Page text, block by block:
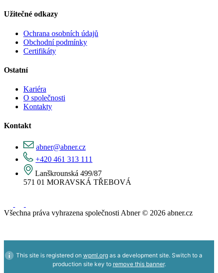
Užitečné odkazy
Ochrana osobních údajů
Obchodní podmínky
Certifikáty
Ostatní
Kariéra
O společnosti
Kontakty
Kontakt
abner@abner.cz
+420 461 313 111
Lanškrounská 499/87
571 01 MORAVSKÁ TŘEBOVÁ
Všechna práva vyhrazena společnosti Abner © 2026 abner.cz
This site is registered on wpml.orgas a development site. Switch to a
production site key to remove this banner.